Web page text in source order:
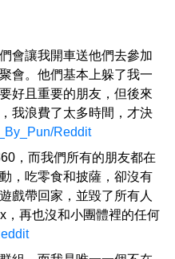
會讓我開車送他們去參加
會。他們基本上躲了我一
好且重要的朋友，但後來
我浪費了太多時間，才決
Reddit
，而我們所有的朋友都在
，吃零食和披薩，卻沒有
戲帶回家，並毀了所有人
，再也沒和小團體裡的任何